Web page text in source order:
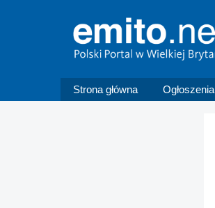
Strona główna Ogłoszenia